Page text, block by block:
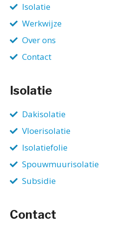
Isolatie
Werkwijze
Over ons
Contact
Isolatie
Dakisolatie
Vloerisolatie
Isolatiefolie
Spouwmuurisolatie
Subsidie
Contact